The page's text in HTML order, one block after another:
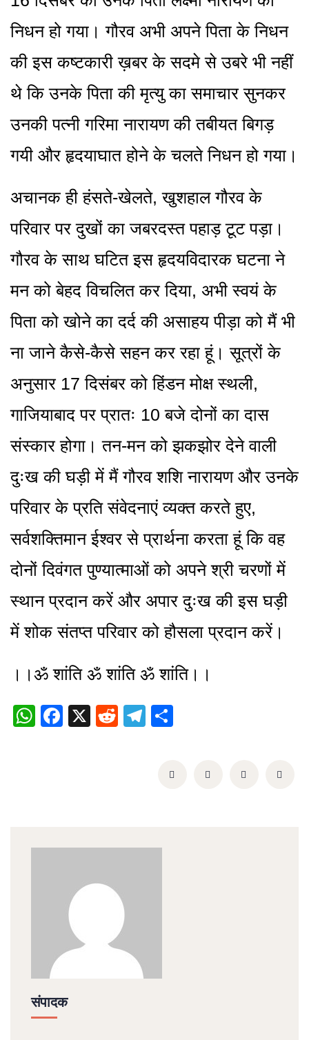
निधन हो गया। गौरव अभी अपने पिता के निधन
की इस कष्टकारी ख़बर के सदमे से उबरे भी नहीं
थे कि उनके पिता की मृत्यु का समाचार सुनकर
उनकी पत्नी गरिमा नारायण की तबीयत बिगड़
गयी और हृदयाघात होने के चलते निधन हो गया।
अचानक ही हंसते-खेलते, खुशहाल गौरव के
परिवार पर दुखों का जबरदस्त पहाड़ टूट पड़ा।
गौरव के साथ घटित इस हृदयविदारक घटना ने
मन को बेहद विचलित कर दिया, अभी स्वयं के
पिता को खोने का दर्द की असाहय पीड़ा को मैं भी
ना जाने कैसे-कैसे सहन कर रहा हूं। सूत्रों के
अनुसार 17 दिसंबर को हिंडन मोक्ष स्थली,
गाजियाबाद पर प्रातः 10 बजे दोनों का दास
संस्कार होगा। तन-मन को झकझोर देने वाली
दुःख की घड़ी में मैं गौरव शशि नारायण और उनके
परिवार के प्रति संवेदनाएं व्यक्त करते हुए,
सर्वशक्तिमान ईश्वर से प्रार्थना करता हूं कि वह
दोनों दिवंगत पुण्यात्माओं को अपने श्री चरणों में
स्थान प्रदान करें और अपार दुःख की इस घड़ी
में शोक संतप्त परिवार को हौसला प्रदान करें।
।।ॐ शांति ॐ शांति ॐ शांति।।
WhatsApp
Facebook
X RedditTelegram
संपादक